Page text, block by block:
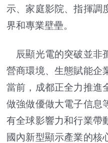
示、家庭影院、指揮調
界和專業壁壘。
辰顯光電的突破並非
營商環境、生態賦能企
當前，成都正全力推進
做強做優做大電子信息
有全球影響力和行業帶
國內新型顯示產業的核